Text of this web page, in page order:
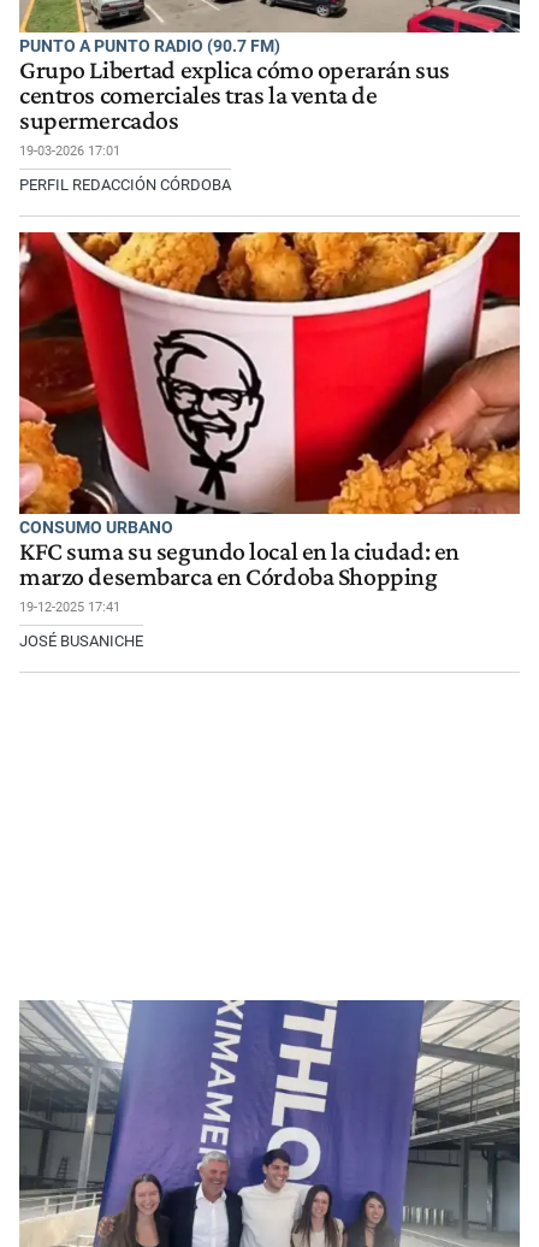
PUNTO A PUNTO RADIO (90.7 FM)
Grupo Libertad explica cómo operarán sus
centros comerciales tras la venta de
supermercados
19-03-2026 17:01
PERFIL REDACCIÓN CÓRDOBA
CONSUMO URBANO
KFC suma su segundo local en la ciudad: en
marzo desembarca en Córdoba Shopping
19-12-2025 17:41
JOSÉ BUSANICHE